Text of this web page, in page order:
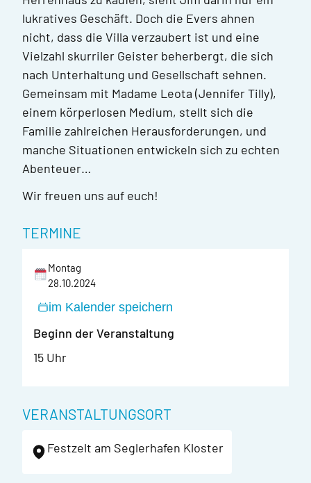
lukratives Geschäft. Doch die Evers ahnen
nicht, dass die Villa verzaubert ist und eine
Vielzahl skurriler Geister beherbergt, die sich
nach Unterhaltung und Gesellschaft sehnen.
Gemeinsam mit Madame Leota (Jennifer Tilly),
einem körperlosen Medium, stellt sich die
Familie zahlreichen Herausforderungen, und
manche Situationen entwickeln sich zu echten
Abenteuer…
Wir freuen uns auf euch!
TERMINE
Montag
28.10.2024
im Kalender speichern
Beginn der Veranstaltung
15 Uhr
VERANSTALTUNGSORT
Festzelt am Seglerhafen Kloster